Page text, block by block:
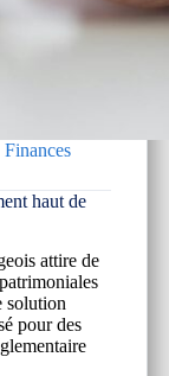
Finances
haut de
attire de
solution
pour des